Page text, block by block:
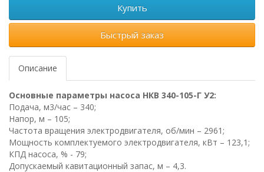
Купить
Быстрый заказ
Описание
Основные параметры насоса НКВ 340-105-Г У2:
Подача, м3/час – 340;
Напор, м – 105;
Частота вращения электродвигателя, об/мин – 2961;
Мощность комплектуемого электродвигателя, кВт – 123,1;
КПД насоса, % - 79;
Допускаемый кавитационный запас, м – 4,3.